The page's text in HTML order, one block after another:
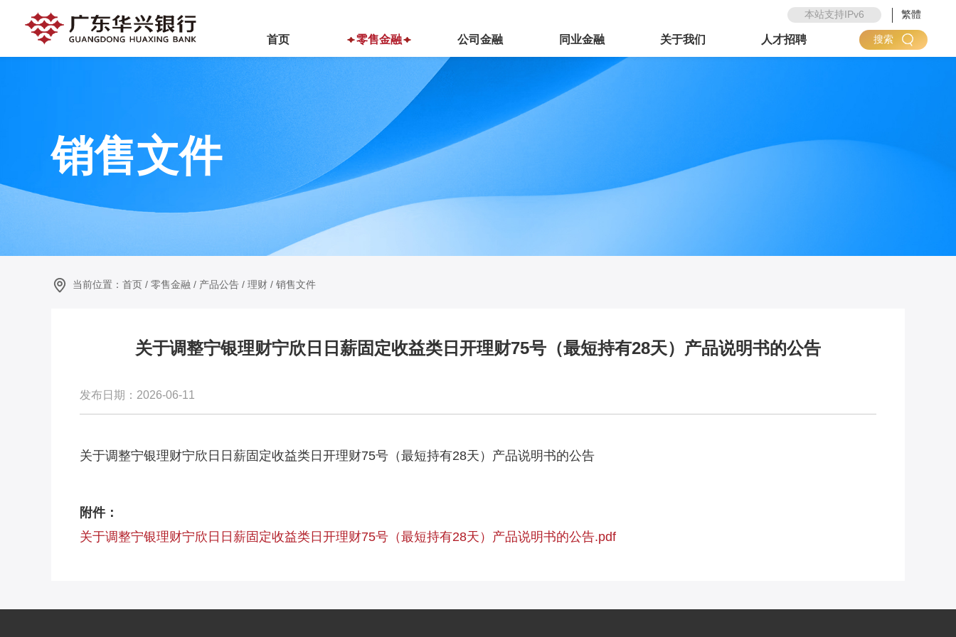
本站支持IPv6 繁體
首页 零售金融 公司金融 同业金融 关于我们 人才招聘 搜索
销售文件
当前位置： 首页 / 零售金融 / 产品公告 / 理财 / 销售文件
关于调整宁银理财宁欣日日薪固定收益类日开理财75号（最短持有28天）产品说明书的公告
发布日期：2026-06-11
关于调整宁银理财宁欣日日薪固定收益类日开理财75号（最短持有28天）产品说明书的公告
附件：
关于调整宁银理财宁欣日日薪固定收益类日开理财75号（最短持有28天）产品说明书的公告.pdf